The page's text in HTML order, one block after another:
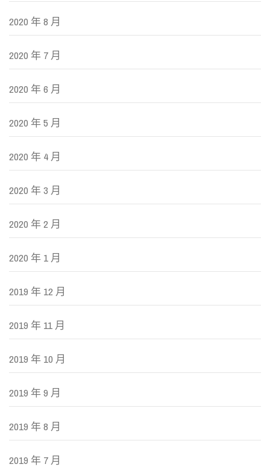
2020 年 8 月
2020 年 7 月
2020 年 6 月
2020 年 5 月
2020 年 4 月
2020 年 3 月
2020 年 2 月
2020 年 1 月
2019 年 12 月
2019 年 11 月
2019 年 10 月
2019 年 9 月
2019 年 8 月
2019 年 7 月